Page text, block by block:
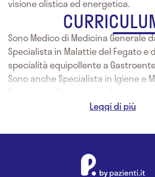
visione olistica ed energetica.
Sono Medico di Medicina Generale
Specialista in Malattie del Fegato e
specialità equipollente a
Sono anche Specialista in Igiene e
Ho conseguito il Diploma di Esperto